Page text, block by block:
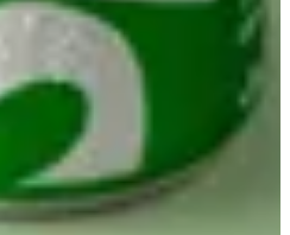
الفروع
سياسة الخصوصيةسياسة التوصيل
شركة مطعم كرك ستيشن للحلويات